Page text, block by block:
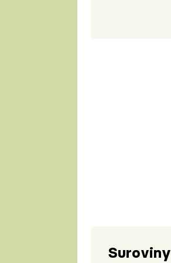
Suroviny